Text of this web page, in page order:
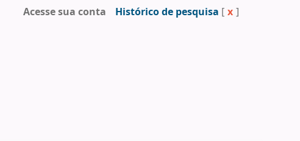
Acesse sua conta Histórico de pesquisa [ x ]